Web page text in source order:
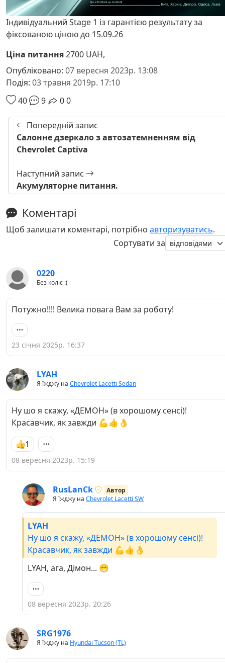
Індивідуальний Stage 1 із гарантією результату за
фіксованою ціною до 15.09.26
Ціна питання2700 UAH,
Опубліковано: 07 вересня 2023р. 13:08
Подія: 03 травня 2019р. 17:10
40
9 00
Попередній запис
Салонне дзеркало з автозатемненням від
Chevrolet Captiva
Наступний запис
Акумуляторне питання.
Коментарі
Щоб залишати коментарі, потрібно авторизуватись.
Сортувати за
0220
Без коліс :(
Потужно!!!! Велика повага Вам за роботу!
23 січня 2025р. 16:37
LYAH
Я їжджу на Chevrolet Lacetti Sedan
Ну шо я скажу, «ДЕМОН» (в хорошому сенсі)!
Красавчик, як завжди 💪👍👌
1
08 вересня 2023р. 15:19
RusLanCk
Автор
Я їжджу на Chevrolet Lacetti SW
LYAH
Ну шо я скажу, «ДЕМОН» (в хорошому сенсі)!
Красавчик, як завжди 💪👍👌
LYAH, ага, Дімон... 😁
08 вересня 2023р. 20:26
SRG1976
Я їжджу на Hyundai Tucson (TL)